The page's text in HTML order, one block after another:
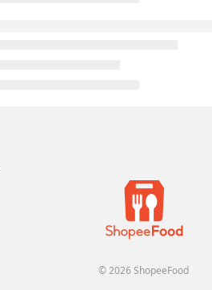
© 2026 ShopeeFood